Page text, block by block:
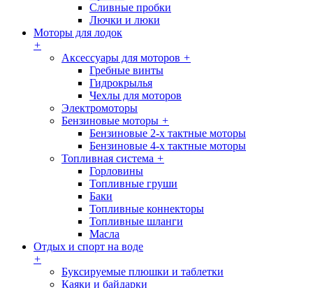
Сливные пробки
Лючки и люки
Моторы для лодок
+
Аксессуары для моторов +
Гребные винты
Гидрокрылья
Чехлы для моторов
Электромоторы
Бензиновые моторы +
Бензиновые 2-х тактные моторы
Бензиновые 4-х тактные моторы
Топливная система +
Горловины
Топливные груши
Баки
Топливные коннекторы
Топливные шланги
Масла
Отдых и спорт на воде
+
Буксируемые плюшки и таблетки
Каяки и байдарки